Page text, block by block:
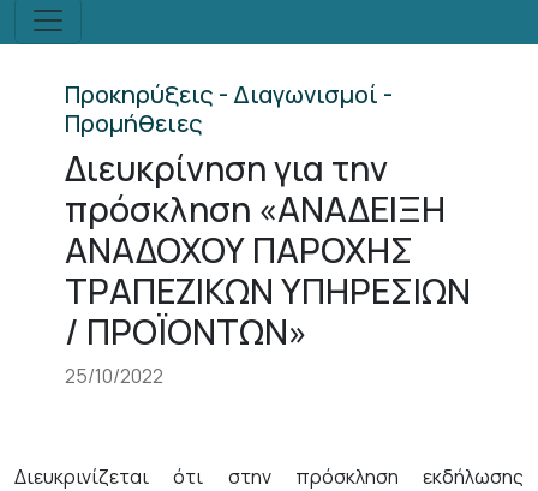
Προκηρύξεις - Διαγωνισμοί -
Προμήθειες
Διευκρίνηση για την
πρόσκληση «ΑΝΑΔΕΙΞΗ
ΑΝΑΔΟΧΟΥ ΠΑΡΟΧΗΣ
ΤΡΑΠΕΖΙΚΩΝ ΥΠΗΡΕΣΙΩΝ
/ ΠΡΟΪΟΝΤΩΝ»
25/10/2022
Διευκρινίζεται ότι στην πρόσκληση εκδήλωσης